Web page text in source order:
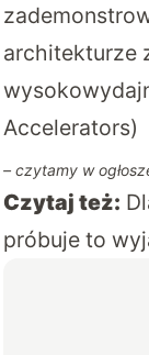
architekturze
Accelerators)
– czytamy w
Czytaj też:
próbuje to